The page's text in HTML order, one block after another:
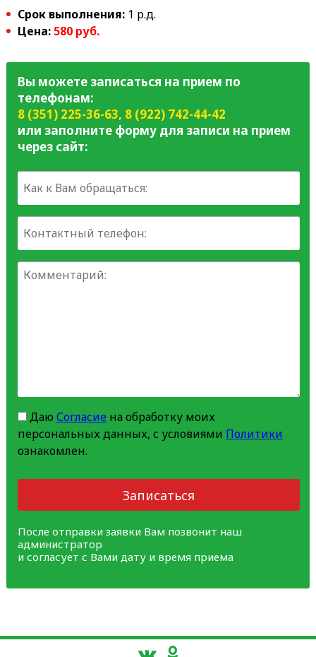
Срок выполнения:1 р.д.
Цена: 580 руб.
Вы можете записаться на прием по
телефонам:
8 (351) 225-36-63, 8 (922) 742-44-42
или заполните форму для записи на прием
через сайт:
Даю Согласиена обработку моих
персональных данных, с условиями Политики
ознакомлен.
Записаться
После отправки заявки Вам позвонит наш
администратор
и согласует с Вами дату и время приема